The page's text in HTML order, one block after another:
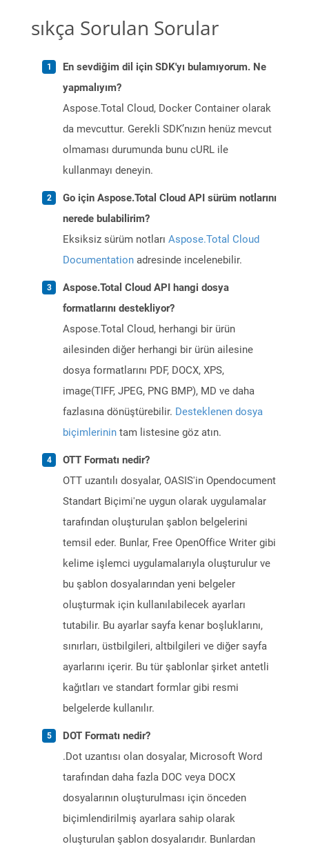
sıkça Sorulan Sorular
En sevdiğim dil için SDK'yı bulamıyorum. Ne
yapmalıyım?
Aspose.Total Cloud, Docker Container olarak
da mevcuttur. Gerekli SDK’nızın henüz mevcut
olmaması durumunda bunu cURL ile
kullanmayı deneyin.
Go için Aspose.Total Cloud API sürüm notlarını
nerede bulabilirim?
Eksiksiz sürüm notları Aspose.Total Cloud
Documentation adresinde incelenebilir.
Aspose.Total Cloud API hangi dosya
formatlarını destekliyor?
Aspose.Total Cloud, herhangi bir ürün
ailesinden diğer herhangi bir ürün ailesine
dosya formatlarını PDF, DOCX, XPS,
image(TIFF, JPEG, PNG BMP), MD ve daha
fazlasına dönüştürebilir. Desteklenen dosya
biçimlerinin tam listesine göz atın.
OTT Formatı nedir?
OTT uzantılı dosyalar, OASIS'in Opendocument
Standart Biçimi'ne uygun olarak uygulamalar
tarafından oluşturulan şablon belgelerini
temsil eder. Bunlar, Free OpenOffice Writer gibi
kelime işlemci uygulamalarıyla oluşturulur ve
bu şablon dosyalarından yeni belgeler
oluşturmak için kullanılabilecek ayarları
tutabilir. Bu ayarlar sayfa kenar boşluklarını,
sınırları, üstbilgileri, altbilgileri ve diğer sayfa
ayarlarını içerir. Bu tür şablonlar şirket antetli
kağıtları ve standart formlar gibi resmi
belgelerde kullanılır.
DOT Formatı nedir?
.Dot uzantısı olan dosyalar, Microsoft Word
tarafından daha fazla DOC veya DOCX
dosyalarının oluşturulması için önceden
biçimlendirilmiş ayarlara sahip olarak
oluşturulan şablon dosyalarıdır. Bunlardan